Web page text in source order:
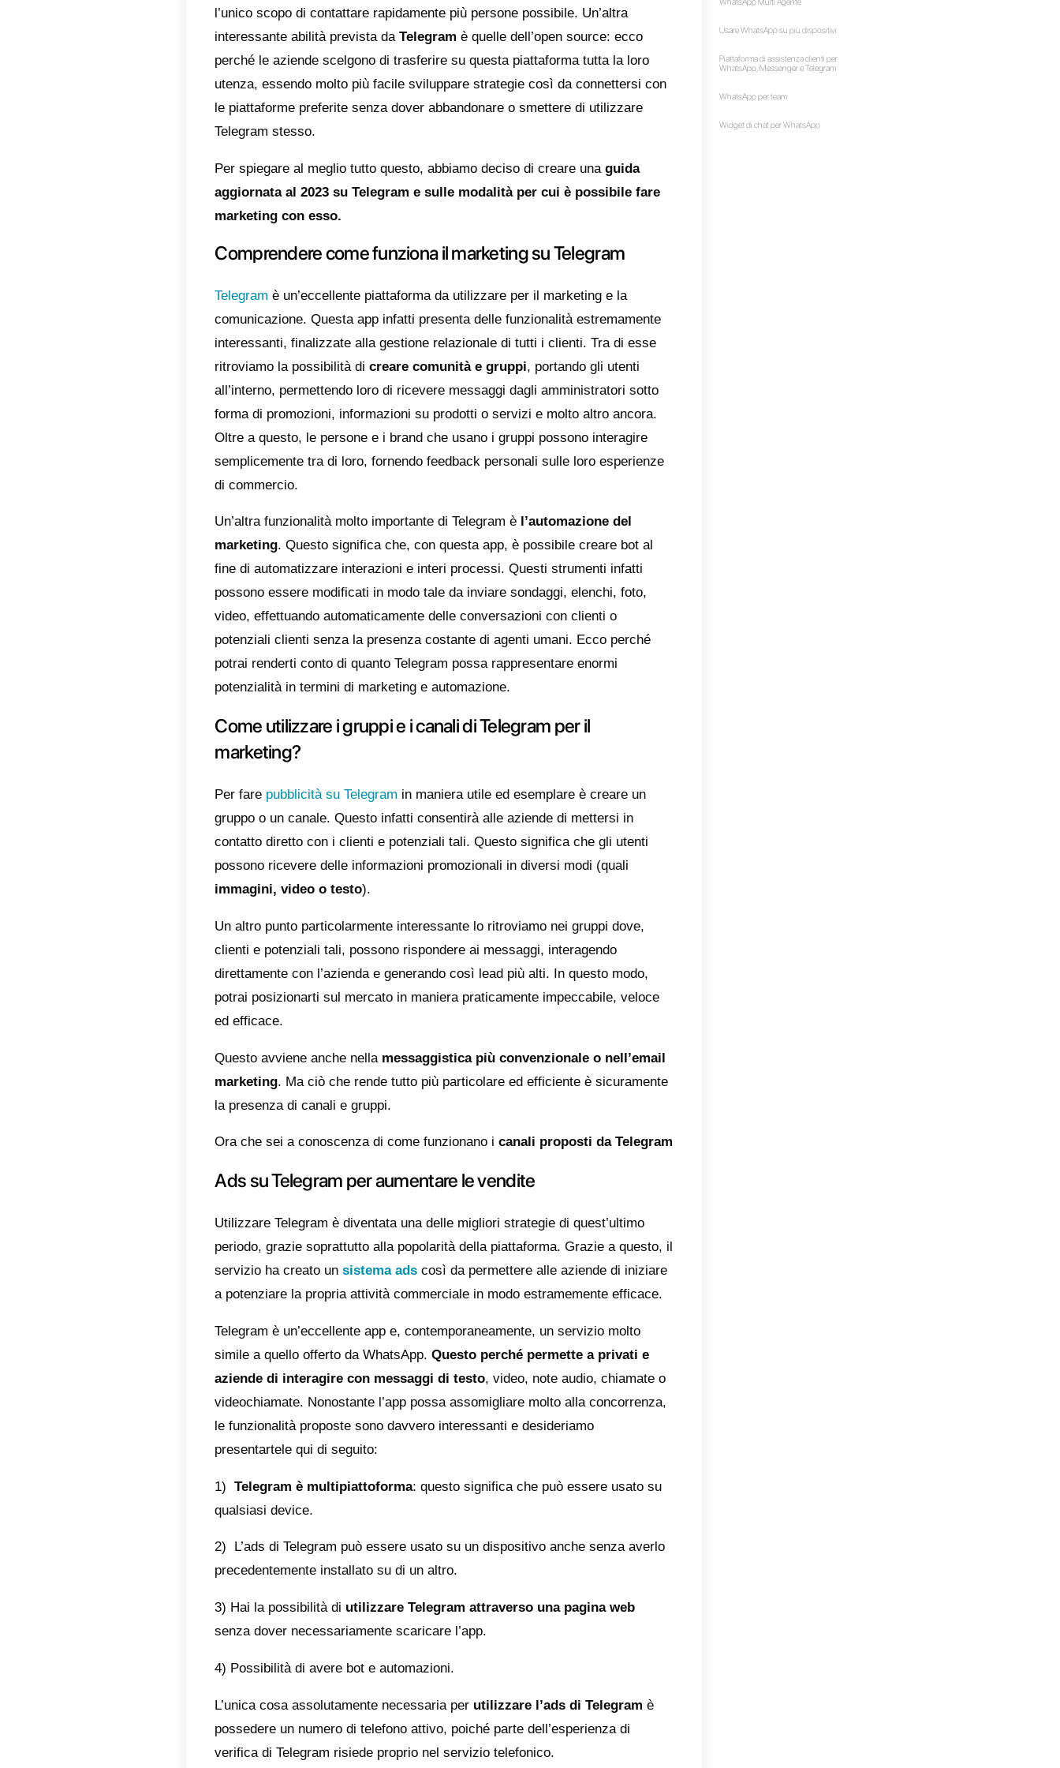
parlare: WhatsApp e Telegram.
Proprio per questo motivo, le strategie di marketing e le attività di promozione
si sono dovute evolvere, portando le imprese all’ideazione di strategemmi atti
alla vendita e al contatto con il cliente, attraendo e ottenendo così una
Specialmente su Telegram, le aziende hanno ritrovato delle funzionalità
sicuramente dovuto all’enorme capacità di ideare nuove idee e automazione.
Attualmente su Telegramè possibilecreare bot
e vendere i prodotti offerti.
Inoltre, si possono configurare dei canali di trasmissione e messaggistica con
l’unico scopo di contattare rapidamente più persone possibile. Un’altra
interessante abilità prevista da
Telegramè quelle dell’open source: ecco
utenza, essendo molto più facile sviluppare strategie così da connettersi con
le piattaforme preferite senza dover abbandonare o smettere di utilizzare
Telegram stesso.
Per spiegare al meglio tutto questo, abbiamo deciso di creare una
aggiornata al 2023 su Telegram e sulle modalità per cui è possibile fare
marketing con esso.
Comprendere come funziona il marketing su Telegram
Telegramè un’eccellente piattaforma da utilizzare per il marketing e la
comunicazione. Questa app infatti presenta delle funzionalità estremamente
interessanti, finalizzate alla gestione relazionale di tutti i clienti. Tra di esse
ritroviamo la possibilità di
all’interno, permettendo loro di ricevere messaggi dagli amministratori sotto
forma di promozioni, informazioni su prodotti o servizi e molto altro ancora.
Oltre a questo, le persone e i brand che usano i gruppi possono interagire
di commercio.
Un’altra funzionalità molto importante di Telegram è
marketing . Questo significa che, con questa app, è possibile creare bot al
fine di automatizzare interazioni e interi processi. Questi strumenti infatti
possono essere modificati in modo tale da inviare sondaggi, elenchi, foto,
video, effettuando automaticamente delle conversazioni con clienti o
potenziali clienti senza la presenza costante di agenti umani. Ecco perché
potenzialità in termini di marketing e automazione.
Come utilizzare i gruppi e i canali di Telegram per il
marketing?
Per fare pubblicità su Telegramin maniera utile ed esemplare è creare un
contatto diretto con i clienti e potenziali tali. Questo significa che gli utenti
immagini, video o testo
Un altro punto particolarmente interessante lo ritroviamo nei gruppi dove,
clienti e potenziali tali, possono rispondere ai messaggi, interagendo
direttamente con l’azienda e generando così lead più alti. In questo modo,